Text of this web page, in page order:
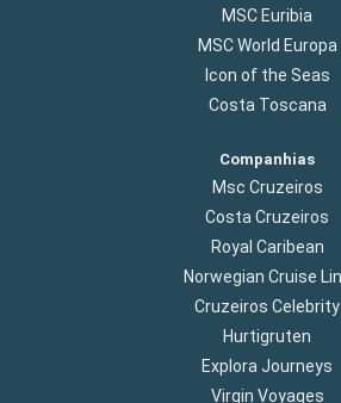
MSC Euribia
MSC World Europa
Icon of the Seas
Costa Toscana
Companhias
Msc Cruzeiros
Costa Cruzeiros
Royal Caribean
Norwegian Cruise
Cruzeiros Celebrity
Hurtigruten
Explora Journeys
Virgin Voyages